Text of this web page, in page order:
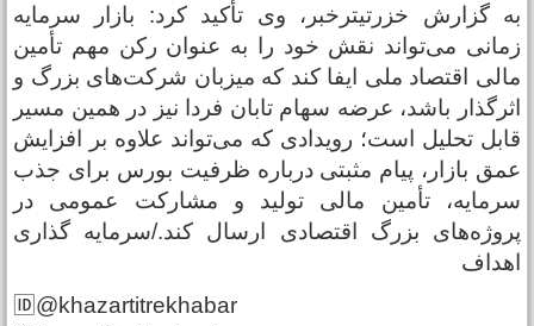
گزارش خزرتیترخبر، وی تأکید کرد: بازار سرمایه
می‌تواند نقش خود را به عنوان رکن مهم تأمین
اقتصاد ملی ایفا کند که میزبان شرکت‌های بزرگ و
باشد، عرضه سهام تابان فردا نیز در همین مسیر
تحلیل است؛ رویدادی که می‌تواند علاوه بر افزایش
بازار، پیام مثبتی درباره ظرفیت بورس برای جذب
تأمین مالی تولید و مشارکت عمومی در
بزرگ اقتصادی ارسال کند./سرمایه گذاری
🆔@khazartitrekhabar